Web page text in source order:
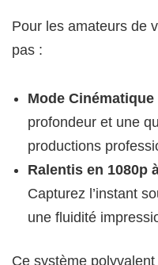
Pour les amateurs de
pas :
Mode Cinématique
profondeur et une
productions
Ralentis en 1080p
Capturez l’instant
une fluidité
Ce système